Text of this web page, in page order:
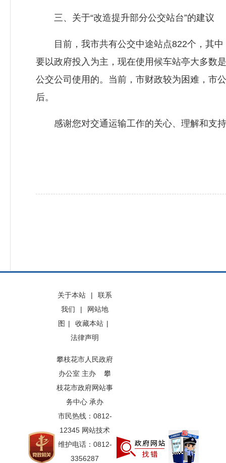
三、关于“改造提升部分公交站台”的建议
目前，我市共有公交中途站点822个，其中
要以政府投入为主，现在使用候车站亭大多数
公交公司使用的。当前，市财政较为困难，市
后。
感谢您对交通运输工作的关心、理解和支持
关于本站 |
联系
我们
|
网站地
图 | 收藏本站 |
法律声明
攀枝花市人民政府
办公室 主办 攀
枝花市政府网站事
务中心 承办
市民热线：0812-
12345 网站技术
维护电话：0812-
3356287